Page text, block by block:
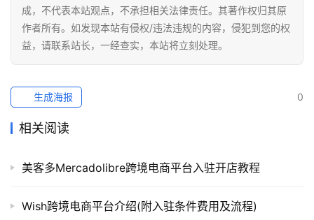
成，不代表本站观点，不承担相关法律责任。其著作权归其原
作者所有。如发现本站有侵权/违法违规的内容，侵犯到您的权
益，请联系站长，一经查实，本站将立刻处理。
0
生成海报
相关阅读
美客多Mercadolibre跨境电商平台入驻开店教程
Wish跨境电商平台介绍(附入驻条件费用及流程)